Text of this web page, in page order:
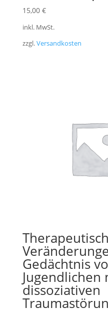
15,00 €
inkl. MwSt.
zzgl.Versandkosten
Gedächtnis
Jugendlichen
dissoziativen